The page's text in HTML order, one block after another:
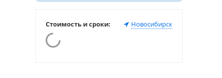
Стоимость и сроки: Новосибирск